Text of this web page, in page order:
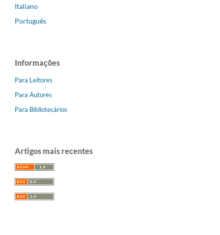
Italiano
Português
Informações
Para Leitores
Para Autores
Para Bibliotecários
Artigos mais recentes